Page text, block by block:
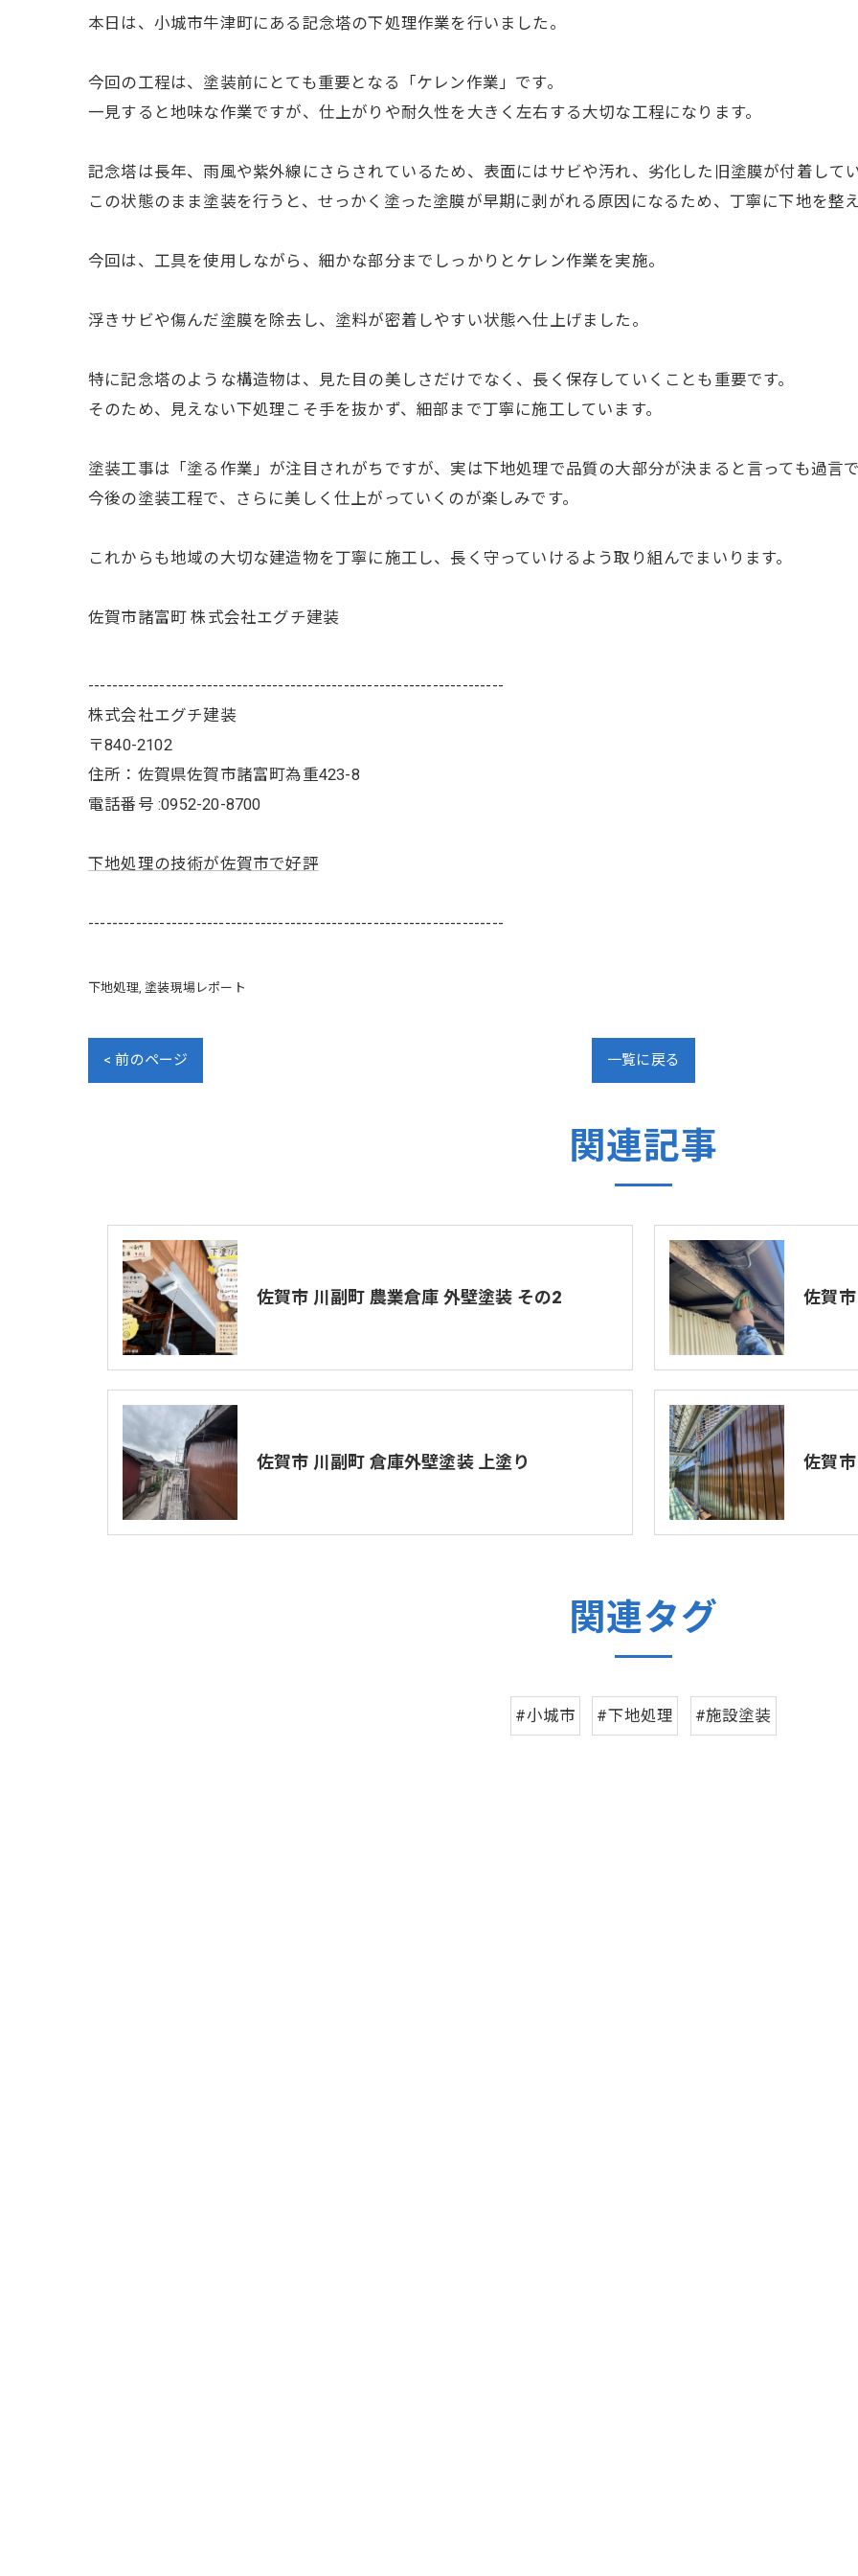
本日は、小城市牛津町にある記念塔の下処理作業を行いました。
今回の工程は、塗装前にとても重要となる「ケレン作業」です。
一見すると地味な作業ですが、仕上がりや耐久性を大きく左右する大切な工程になります。
記念塔は長年、雨風や紫外線にさらされているため、表面にはサビや汚れ、劣化した旧塗膜が付着して
この状態のまま塗装を行うと、せっかく塗った塗膜が早期に剥がれる原因になるため、丁寧に下地を整え
今回は、工具を使用しながら、細かな部分までしっかりとケレン作業を実施。
浮きサビや傷んだ塗膜を除去し、塗料が密着しやすい状態へ仕上げました。
特に記念塔のような構造物は、見た目の美しさだけでなく、長く保存していくことも重要です。
そのため、見えない下処理こそ手を抜かず、細部まで丁寧に施工しています。
塗装工事は「塗る作業」が注目されがちですが、実は下地処理で品質の大部分が決まると言っても過言
今後の塗装工程で、さらに美しく仕上がっていくのが楽しみです。
これからも地域の大切な建造物を丁寧に施工し、長く守っていけるよう取り組んでまいります。
佐賀市諸富町 株式会社エグチ建装
----------------------------------------------------------------------
株式会社エグチ建装
〒840-2102
住所：佐賀県佐賀市諸富町為重423-8
電話番号 :0952-20-8700
下地処理の技術が佐賀市で好評
----------------------------------------------------------------------
下地処理 塗装現場レポート
< 前のページ 一覧に戻る
関連記事
佐賀市 川副町 農業倉庫 外壁塗装 その2 佐賀
佐賀市 川副町 倉庫外壁塗装 上塗り 佐賀
関連タグ
#小城市 #下地処理 #施設塗装